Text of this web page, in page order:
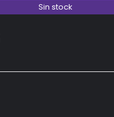
Sin stock